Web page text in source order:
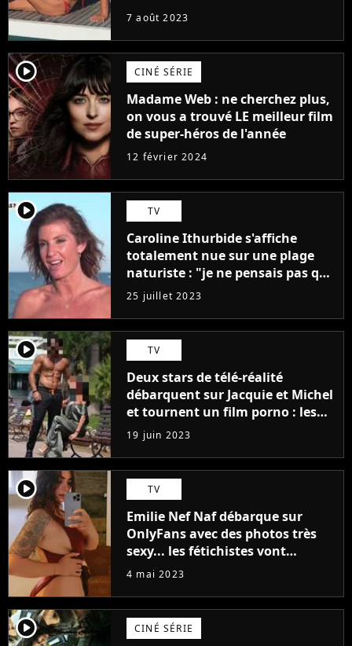
7 août 2023
player2 CINÉ SÉRIE
Madame Web : ne cherchez plus,
on vous a trouvé LE meilleur film
de super-héros de l'année
12 février 2024
player2 TV
Caroline Ithurbide s'affiche
totalement nue sur une plage
naturiste : "je ne pensais pas que
j'arriverais à le faire..."
25 juillet 2023
player2 TV
Deux stars de télé-réalité
débarquent sur Jacquie et Michel
et tournent un film porno : les
premières images du tournage
(exclu)
19 juin 2023
player2 TV
Emilie Nef Naf débarque sur
OnlyFans avec des photos très
sexy... les fétichistes vont
prendre leur pied !
4 mai 2023
player2 CINÉ SÉRIE